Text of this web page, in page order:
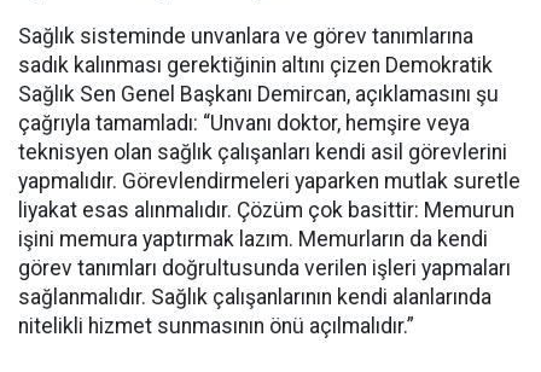
Sağlık sisteminde unvanlara ve görev tanımlarına
sadık kalınması gerektiğinin altını çizen Demokratik
Sağlık Sen Genel Başkanı Demircan, açıklamasını şu
çağrıyla tamamladı: “Unvanı doktor, hemşire veya
teknisyen olan sağlık çalışanları kendi asil görevlerini
yapmalıdır. Görevlendirmeleri yaparken mutlak suretle
liyakat esas alınmalıdır. Çözüm çok basittir: Memurun
işini memura yaptırmak lazım. Memurların da kendi
görev tanımları doğrultusunda verilen işleri yapmaları
sağlanmalıdır. Sağlık çalışanlarının kendi alanlarında
nitelikli hizmet sunmasının önü açılmalıdır.”